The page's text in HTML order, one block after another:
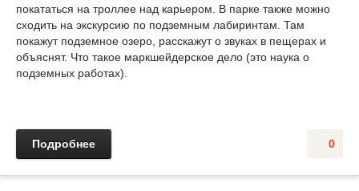
покататься на троллее над карьером. В парке также можно
сходить на экскурсию по подземным лабиринтам. Там
покажут подземное озеро, расскажут о звуках в пещерах и
объяснят. Что такое маркшейдерское дело (это наука о
подземных работах).
0
Подробнее